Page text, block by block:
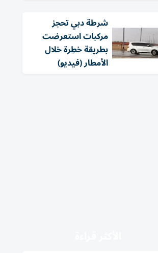
شرطة دبي تحجز
مركبات استعرضت
بطريقة خطِرة خلال
الأمطار (فيديو)